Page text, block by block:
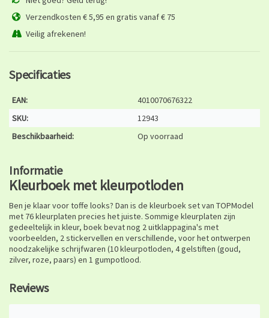
Verzendkosten € 5,95 en gratis vanaf € 75
Veilig afrekenen!
Specificaties
EAN:
4010070676322
SKU:
12943
Beschikbaarheid:
Op voorraad
Informatie
Kleurboek met kleurpotloden
Ben je klaar voor toffe looks? Dan is de kleurboek set van TOPModel
met 76 kleurplaten precies het juiste. Sommige kleurplaten zijn
gedeeltelijk in kleur, boek bevat nog 2 uitklappagina's met
voorbeelden, 2 stickervellen en verschillende, voor het ontwerpen
noodzakelijke schrijfwaren (10 kleurpotloden, 4 gelstiften (goud,
zilver, roze, paars) en 1 gumpotlood.
Reviews